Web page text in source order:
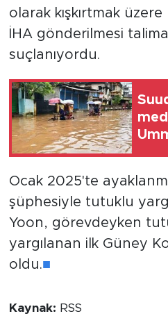
olarak kışkırtmak
İHA gönderilmesi
suçlanıyordu.
Ocak 2025'te
şüphesiyle tutuklu
Yoon, görevdeyken
yargılanan ilk Güney
oldu.■
Kaynak: RSS